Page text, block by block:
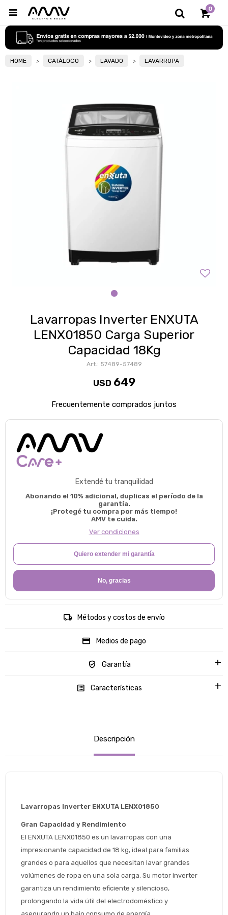
0

HOME CATÁLOGO LAVADO LAVARROPA
Lavarropas Inverter ENXUTA
LENX01850 Carga Superior
Capacidad 18Kg
57489-57489
USD 649
Frecuentemente comprados juntos
Extendé tu tranquilidad
Abonando el 10% adicional, duplicas el período de la
garantía.
¡Protegé tu compra por más tiempo!
AMV te cuida.
Ver condiciones
Quiero extender mi garantía
No, gracias
Métodos y costos de envío
Medios de pago
Garantía
Características
Descripción
Lavarropas Inverter ENXUTA LENX01850
Gran Capacidad y Rendimiento
El ENXUTA LENX01850 es un lavarropas con una
impresionante capacidad de 18 kg, ideal para familias
grandes o para aquellos que necesitan lavar grandes
volúmenes de ropa en una sola carga. Su motor inverter
garantiza un rendimiento eficiente y silencioso,
prolongando la vida útil del electrodoméstico y